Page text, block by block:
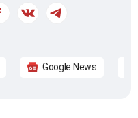
Google News